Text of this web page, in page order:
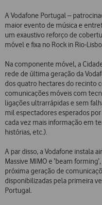
A Vodafone Portugal –
maior evento de música e
um exaustivo reforço de
móvel e fixa no Rock in Rio-
Na componente móvel, a
rede de última geração da
dos quatro hectares do recinto
comunicações móveis com
ligações ultrarrápidas e sem
mil espectadores esperados
cada vez mais informação em
histórias, etc.).
A par disso, a Vodafone instala
Massive MIMO e ‘beam
próxima geração de
disponibilizadas pela primeira
Portugal.